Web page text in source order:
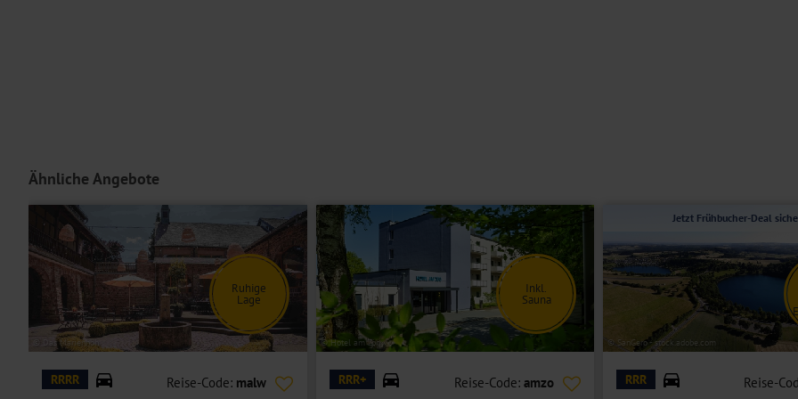
Ähnliche Angebote
© Das Marienhöh
Ruhige
Lage
RRRR Reise-Code: malw
© Hotel am Zoo
Inkl.
Sauna
RRR+ Reise-Code: amzo
© SanGero - stock.adobe.com
Jetzt Frühbucher-Deal
RRR Reise-